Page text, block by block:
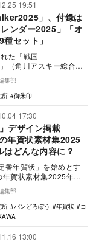
19:51
」、付録は
レンダー2025」「オ
セット」
た「戦国
（角川アスキー総合研
年に続く第3弾となる今
集部
所
御朱印
17:30
デザイン掲載
年賀状素材集2025
どんな内容に？
番年賀状」を始めとす
年賀状素材集2025年
、2024年10月4日（金）
集部
所
パンどろぼう 年賀状
コ
13:00